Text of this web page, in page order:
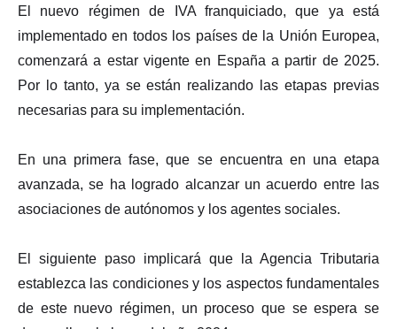
El nuevo régimen de IVA franquiciado, que ya está
implementado en todos los países de la Unión Europea,
comenzará a estar vigente en España a partir de 2025.
Por lo tanto, ya se están realizando las etapas previas
necesarias para su implementación.
En una primera fase, que se encuentra en una etapa
avanzada, se ha logrado alcanzar un acuerdo entre las
asociaciones de autónomos y los agentes sociales.
El siguiente paso implicará que la Agencia Tributaria
establezca las condiciones y los aspectos fundamentales
de este nuevo régimen, un proceso que se espera se